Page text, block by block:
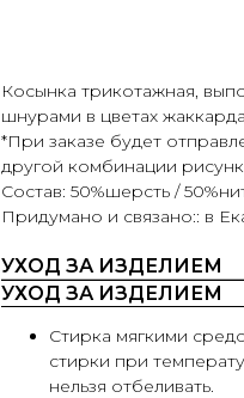
Косынка трикотажная,
шнурами в цветах
*При заказе будет
другой комбинации
Состав: 50%шерсть /
Придумано и связано:: в
УХОД ЗА ИЗДЕЛИЕМ
УХОД ЗА ИЗДЕЛИЕМ
Стирка мягкими
стирки при
нельзя отбеливать.